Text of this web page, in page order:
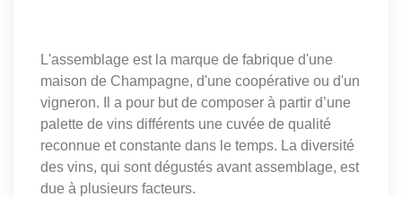
L'assemblage est la marque de fabrique d'une
maison de Champagne, d'une coopérative ou d'un
vigneron. Il a pour but de composer à partir d’une
palette de vins différents une cuvée de qualité
reconnue et constante dans le temps. La diversité
des vins, qui sont dégustés avant assemblage, est
due à plusieurs facteurs.